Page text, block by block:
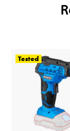
Tested